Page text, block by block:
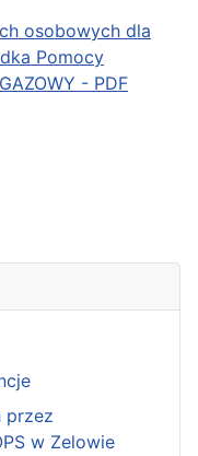
osobowych dla
Pomocy
- PDF
przez
w Zelowie